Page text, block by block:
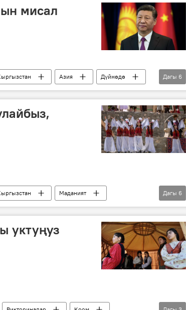
мисал
Азия
Дүйнөдө
саммит
Дагы 6
Маданият
уул Кыргызча тесттер
Дагы 6
уктуңуз